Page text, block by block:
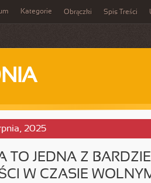
Kategorie Obrączki Spis Treści
2025
TO JEDNA Z
W CZASIE